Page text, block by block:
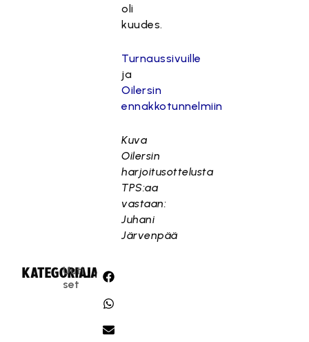
oli
kuudes.
Turnaussivuille
ja
Oilersin
ennakkotunnelmiin
Kuva
Oilersin
harjoitusottelusta
TPS:aa
vastaan:
Juhani
Järvenpää
KATEGORIA:
Uuti
set
JAA: